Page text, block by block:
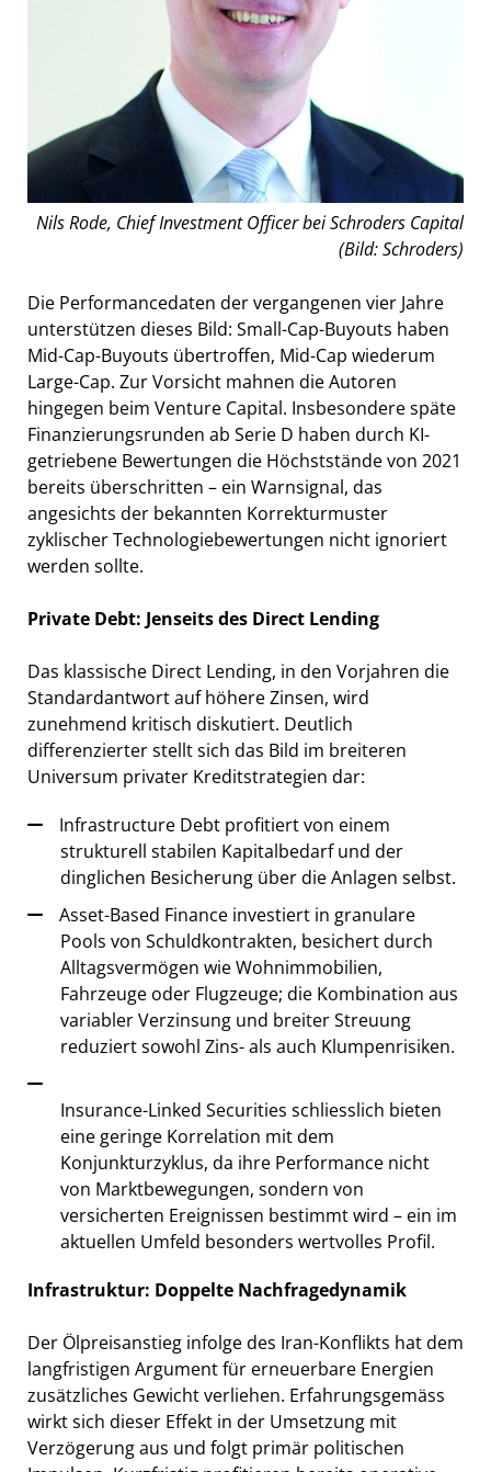
Nils Rode, Chief Investment Officer bei Schroders Capital
(Bild: Schroders)
Die Performancedaten der vergangenen vier Jahre
unterstützen dieses Bild: Small-Cap-Buyouts haben
Mid-Cap-Buyouts übertroffen, Mid-Cap wiederum
Large-Cap. Zur Vorsicht mahnen die Autoren
hingegen beim Venture Capital. Insbesondere späte
Finanzierungsrunden ab Serie D haben durch KI-
getriebene Bewertungen die Höchststände von 2021
bereits überschritten – ein Warnsignal, das
angesichts der bekannten Korrekturmuster
zyklischer Technologiebewertungen nicht ignoriert
werden sollte.
Private Debt: Jenseits des Direct Lending
Das klassische Direct Lending, in den Vorjahren die
Standardantwort auf höhere Zinsen, wird
zunehmend kritisch diskutiert. Deutlich
differenzierter stellt sich das Bild im breiteren
Universum privater Kreditstrategien dar:
Infrastructure Debt profitiert von einem
strukturell stabilen Kapitalbedarf und der
dinglichen Besicherung über die Anlagen selbst.
Asset-Based Finance investiert in granulare
Pools von Schuldkontrakten, besichert durch
Alltagsvermögen wie Wohnimmobilien,
Fahrzeuge oder Flugzeuge; die Kombination aus
variabler Verzinsung und breiter Streuung
reduziert sowohl Zins- als auch Klumpenrisiken.
Insurance-Linked Securities schliesslich bieten
eine geringe Korrelation mit dem
Konjunkturzyklus, da ihre Performance nicht
von Marktbewegungen, sondern von
versicherten Ereignissen bestimmt wird – ein im
aktuellen Umfeld besonders wertvolles Profil.
Infrastruktur: Doppelte Nachfragedynamik
Der Ölpreisanstieg infolge des Iran-Konflikts hat dem
langfristigen Argument für erneuerbare Energien
zusätzliches Gewicht verliehen. Erfahrungsgemäss
wirkt sich dieser Effekt in der Umsetzung mit
Verzögerung aus und folgt primär politischen